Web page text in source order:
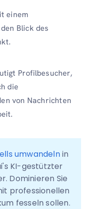
einem
Blick des
Profilbesucher,
die
von Nachrichten
umwandeln in
KI-gestützter
Dominieren Sie
professionellen
fesseln sollen.